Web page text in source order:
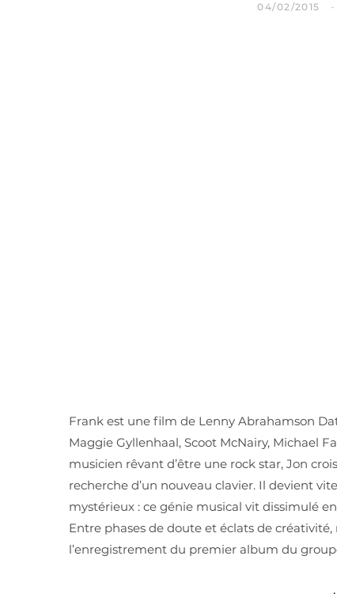
04/02/2015
Frank est une film de Lenny Abrahamson
Maggie Gyllenhaal, Scoot McNairy, Michael
musicien rêvant d’être une rock star, Jon
recherche d’un nouveau clavier. Il devient
mystérieux : ce génie musical vit dissimulé
Entre phases de doute et éclats de
l’enregistrement du premier album du